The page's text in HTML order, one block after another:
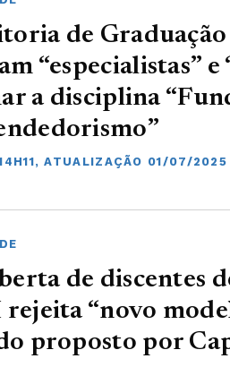
de
“especialistas”
a disciplina
ATUALIZAÇÃO 01/07/2025
de discentes
“novo
proposto por